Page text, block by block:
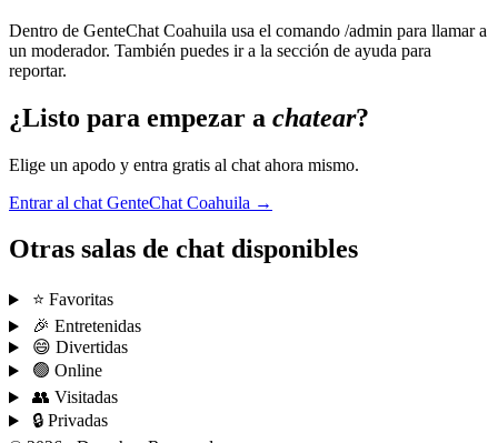
Dentro de GenteChat Coahuila usa el comando /admin para llamar a
un moderador. También puedes ir a la sección de ayuda para
reportar.
¿Listo para empezar a chatear?
Elige un apodo y entra gratis al chat ahora mismo.
Entrar al chat GenteChat Coahuila →
Otras salas de chat disponibles
⭐ Favoritas
🎉 Entretenidas
😄 Divertidas
🟢 Online
👥 Visitadas
🔒 Privadas